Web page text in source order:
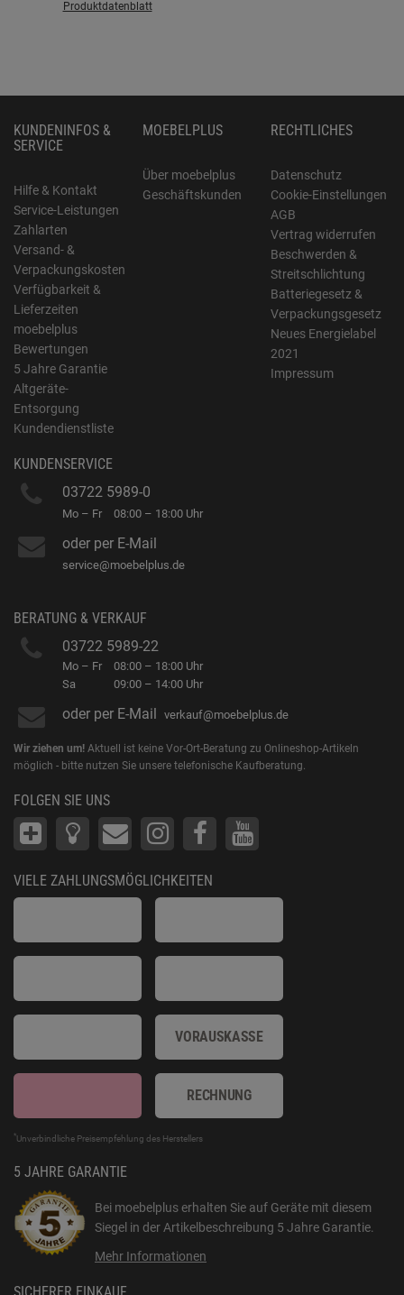
Produktdatenblatt
KUNDENINFOS &
SERVICE
Hilfe & Kontakt
Service-Leistungen
Zahlarten
Versand- &
Verpackungskosten
Verfügbarkeit &
Lieferzeiten
moebelplus
Bewertungen
5 Jahre Garantie
Altgeräte-
Entsorgung
Kundendienstliste
MOEBELPLUS
Über moebelplus
Geschäftskunden
RECHTLICHES
Datenschutz
Cookie-Einstellungen
AGB
Vertrag widerrufen
Beschwerden &
Streitschlichtung
Batteriegesetz &
Verpackungsgesetz
Neues Energielabel
2021
Impressum
KUNDENSERVICE
03722 5989-0
Mo – Fr 08:00 – 18:00 Uhr
oder per E-Mail
service@moebelplus.de
BERATUNG & VERKAUF
03722 5989-22
Mo – Fr
Sa
08:00 – 18:00 Uhr
09:00 – 14:00 Uhr
oder per E-Mail verkauf@moebelplus.de
Wir ziehen um! Aktuell ist keine Vor-Ort-Beratung zu Onlineshop-Artikeln
möglich - bitte nutzen Sie unsere telefonische Kaufberatung.
FOLGEN SIE UNS
VIELE ZAHLUNGSMÖGLICHKEITEN
VORAUSKASSE
RECHNUNG
*Unverbindliche Preisempfehlung des Herstellers
5 JAHRE GARANTIE
Bei moebelplus erhalten Sie auf Geräte mit diesem
Siegel in der Artikelbeschreibung 5 Jahre Garantie.
Mehr Informationen